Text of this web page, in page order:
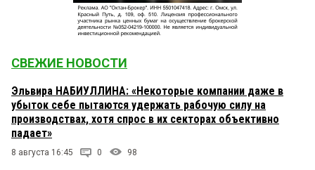
СВЕЖИЕ НОВОСТИ
Эльвира НАБИУЛЛИНА: «Некоторые компании даже в
убыток себе пытаются удержать рабочую силу на
производствах, хотя спрос в их секторах объективно
падает»
8 августа 16:45 0 98